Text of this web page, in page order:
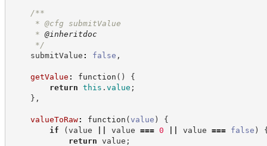
/**
* @cfg submitValue
* @inheritdoc
*/
submitValue : false ,
getValue : function ( )
{
return this . value ;
} ,
valueToRaw: function (value )
{
if
(value value === 0 value === false )
return value ;